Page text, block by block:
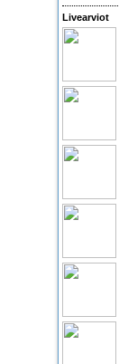
Livearviot